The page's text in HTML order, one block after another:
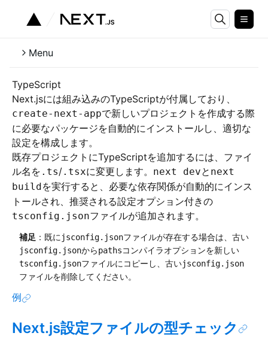
Menu
TypeScript
Next.jsには組み込みのTypeScriptが付属しており、
create-next-appで新しいプロジェクトを作成する際
に必要なパッケージを自動的にインストールし、適切な
設定を構成します。
既存プロジェクトにTypeScriptを追加するには、ファイ
ル名を .ts/.tsxに変更します。 next devと next
buildを実行すると、必要な依存関係が自動的にインス
トールされ、推奨される設定オプション付きの
tsconfig.jsonファイルが追加されます。
補足 ：既に jsconfig.jsonファイルが存在する場合は、古い
jsconfig.jsonからpathsコンパイラオプションを新しい
tsconfig.jsonファイルにコピーし、古いjsconfig.json
ファイルを削除してください。
例
Next.js設定ファイルの型チェック